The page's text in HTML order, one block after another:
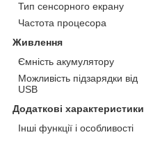
Тип сенсорного екрану
Частота процесора
Живлення
Ємність акумулятору
Можливість підзарядки від
USB
Додаткові характеристики
Інші функції і особливості